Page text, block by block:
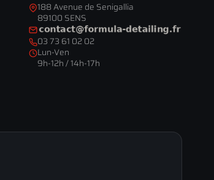
188 Avenue de Senigallia
89100 SENS
03 73 61 02 02
Lun-Ven
9h-12h / 14h-17h